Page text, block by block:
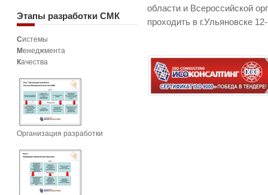
области и Всероссийской
проходить в г.Ульяновске
Этапы разработки СМК
Системы
Менеджмента
Качества
Организация разработки